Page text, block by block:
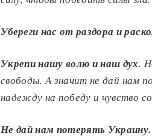
Убереги нас от раздора и
Укрепи нашу волю и наш дух.
свободы. А значит не дай нам
надежду на победу и чувство
Не дай нам потерять Украину.